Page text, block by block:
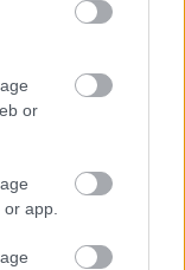
or
app.
5. blokk új